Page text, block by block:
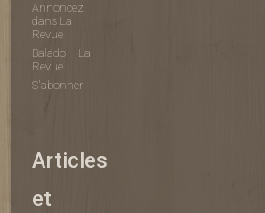
Annoncez
dans La
Revue
Balado – La
Revue
S'abonner
Articles
et